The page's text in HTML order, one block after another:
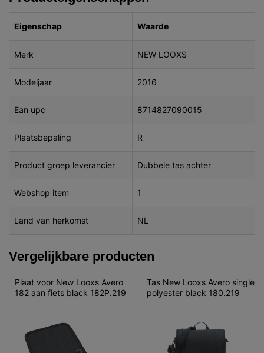
Eigenschap Waarde
Merk NEW LOOXS
Modeljaar 2016
Ean upc 8714827090015
Plaatsbepaling R
Product groep leverancier Dubbele tas achter
Webshop item 1
Land van herkomst NL
Vergelijkbare producten
Plaat voor New Looxs Avero
182 aan fiets black 182P.219
Tas New Looxs Avero single
polyester black 180.219